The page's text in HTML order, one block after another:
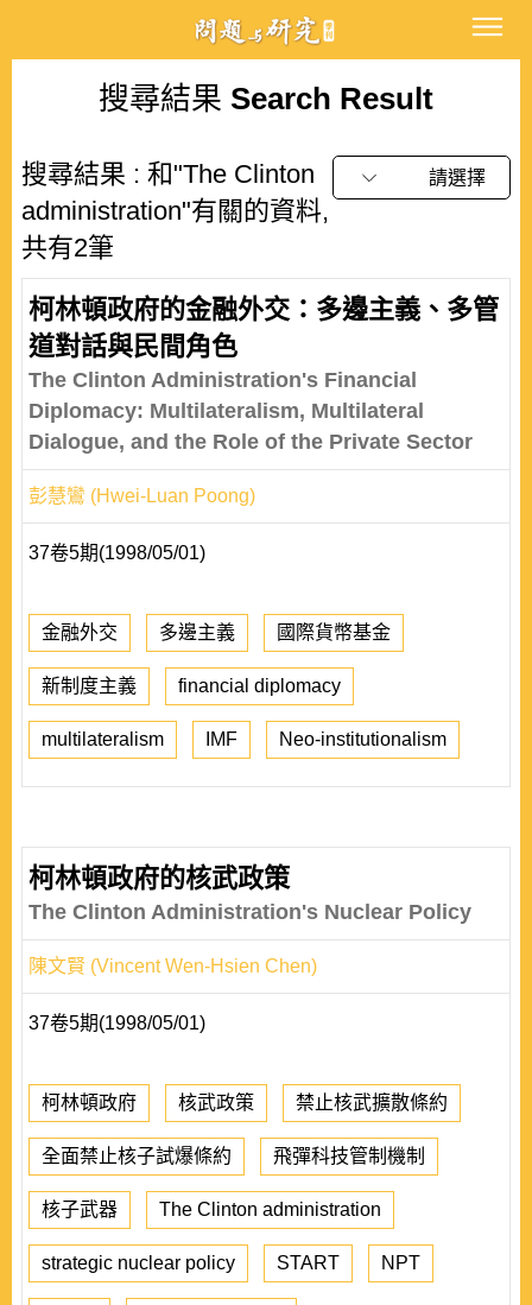
搜尋結果 Search Result
搜尋結果 : 和"The Clinton
administration"有關的資料,
共有2筆
請選擇
柯林頓政府的金融外交：多邊主義、多管
道對話與民間角色
The Clinton Administration's Financial
Diplomacy: Multilateralism, Multilateral
Dialogue, and the Role of the Private Sector
彭慧鸞 (Hwei-Luan Poong)
37卷5期(1998/05/01)
金融外交 多邊主義 國際貨幣基金
新制度主義 financial diplomacy
multilateralism IMF Neo-institutionalism
柯林頓政府的核武政策
The Clinton Administration's Nuclear Policy
陳文賢 (Vincent Wen-Hsien Chen)
37卷5期(1998/05/01)
柯林頓政府 核武政策 禁止核武擴散條約
全面禁止核子試爆條約 飛彈科技管制機制
核子武器 The Clinton administration
strategic nuclear policy START NPT